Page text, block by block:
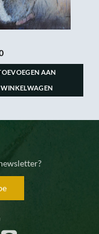
AAN
WINKELWAGEN